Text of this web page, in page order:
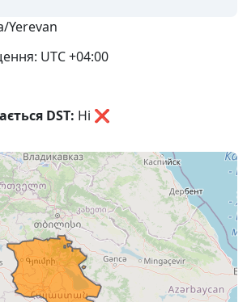
Yerevan
UTC +04:00
DST: Ні ❌